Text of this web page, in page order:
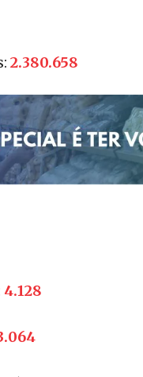
2.380.658
4.128